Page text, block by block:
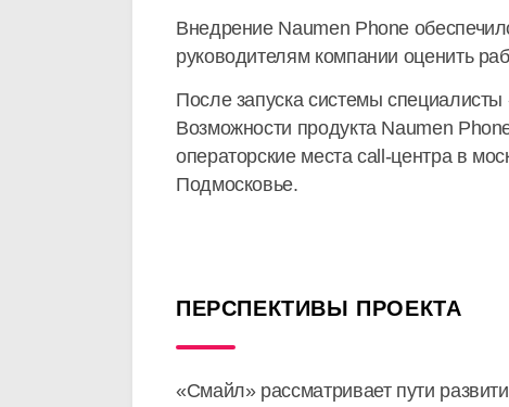
Внедрение Naumen Phone
руководителям компании оценить
После запуска системы
Возможности продукта Naumen
операторские места call-центра в
Подмосковье.
ПЕРСПЕКТИВЫ ПРОЕКТА
«Смайл» рассматривает пути